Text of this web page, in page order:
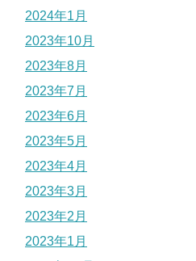
2024年1月
2023年10月
2023年8月
2023年7月
2023年6月
2023年5月
2023年4月
2023年3月
2023年2月
2023年1月